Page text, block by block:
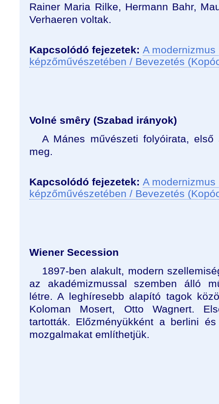
Rainer Maria Rilke, Hermann Bahr,
Verhaeren voltak.
Kapcsolódó fejezetek: A
képzőművészetében / Bevezetés
Volné smêry (Szabad irányok)
A Mánes művészeti folyóirata,
meg.
Kapcsolódó fejezetek: A
képzőművészetében / Bevezetés
Wiener Secession
1897-ben alakult, modern
az akadémizmussal szemben álló
létre. A leghíresebb alapító tagok
Koloman Mosert, Otto Wagnert.
tartották. Előzményükként a berlini
mozgalmakat említhetjük.